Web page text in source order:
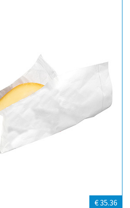
€ 35.36